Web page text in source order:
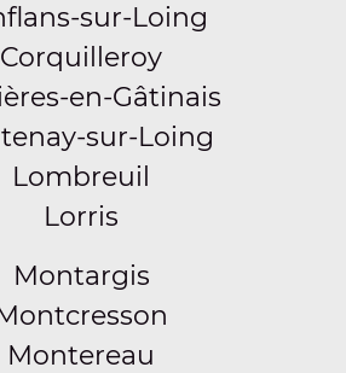
sur-Loing
Corquilleroy
en-Gâtinais
sur-Loing
Lombreuil
Lorris
Montargis
Montereau